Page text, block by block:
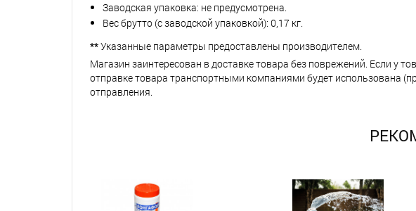
Заводская упаковка: не предусмотрена.
Вес брутто (с заводской упаковкой): 0,17 кг.
**Указанные параметры предоставлены производителем.
Магазин заинтересован в доставке товара без поврежений. Если у
отправке товара транспортными компаниями будет использована
отправления.